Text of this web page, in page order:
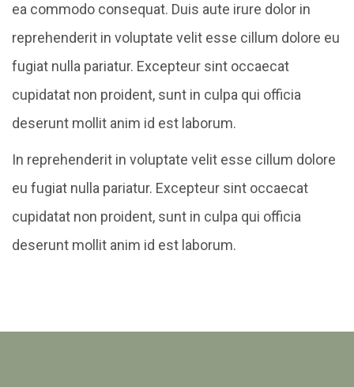
ea commodo consequat. Duis aute irure dolor in
reprehenderit in voluptate velit esse cillum dolore eu
fugiat nulla pariatur. Excepteur sint occaecat
cupidatat non proident, sunt in culpa qui officia
deserunt mollit anim id est laborum.
In reprehenderit in voluptate velit esse cillum dolore
eu fugiat nulla pariatur. Excepteur sint occaecat
cupidatat non proident, sunt in culpa qui officia
deserunt mollit anim id est laborum.